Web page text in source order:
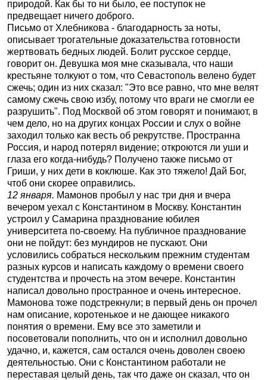
природой. Как бы то ни было, ее поступок не
предвещает ничего доброго.
Письмо от Хлебникова - благодарность за ноты,
описывает трогательные доказательства готовности
жертвовать бедных людей. Болит русское сердце,
говорит он. Девушка моя мне сказывала, что наши
крестьяне толкуют о том, что Севастополь велено будет
сжечь; один из них сказал: "Это все равно, что мне велят
самому сжечь свою избу, потому что враги не смогли ее
разрушить". Под Москвой об этом говорят и понимают, в
чем дело, но на других концах России и слух о войне
заходил только как весть об рекрутстве. Пространна
Россия, и народ потерял видение; откроются ли уши и
глаза его когда-нибудь? Получено также письмо от
Гриши, у них дети в коклюше. Как это тяжело! Дай Бог,
чтоб они скорее оправились.
12 января. Мамонов пробыл у нас три дня и вчера
вечером уехал с Константином в Москву. Константин
устроил у Самарина празднование юбилея
университета по-своему. На публичное празднование
они не пойдут: без мундиров не пускают. Они
условились собраться нескольким прежним студентам
разных курсов и написать каждому о времени своего
студентства и прочесть на этом вечере. Константин
написал довольно пространное и очень интересное.
Мамонова тоже подстрекнули; в первый день он прочел
нам описание, коротенькое и не дающее никакого
понятия о времени. Ему все это заметили и
посоветовали пополнить, что он и исполнил довольно
удачно, и, кажется, сам остался очень доволен своею
деятельностью. Они с Константином работали не
переставая целый день, так что даже он сказал, что он